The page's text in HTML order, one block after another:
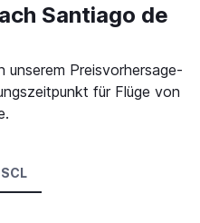
Santiago de
unserem Preisvorhersage-
für Flüge von